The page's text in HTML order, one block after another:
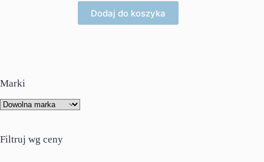
Dodaj do koszyka
Marki
Filtruj wg ceny